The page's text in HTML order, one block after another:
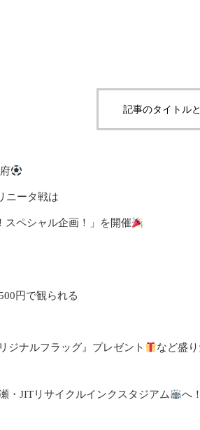
記事のタイトル
ニータ戦は
スペシャル企画！」を開催
円で観られる
ジナルフラッグ』プレゼント など盛
・JITリサイクルインクスタジアム へ